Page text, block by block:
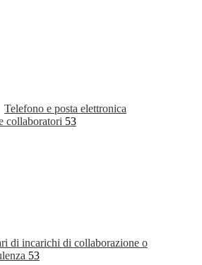
Telefono e posta elettronica
collaboratori 53
di incarichi di collaborazione o
53